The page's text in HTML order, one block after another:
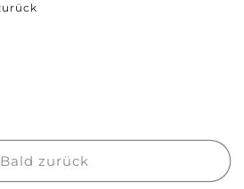
Bald zurück